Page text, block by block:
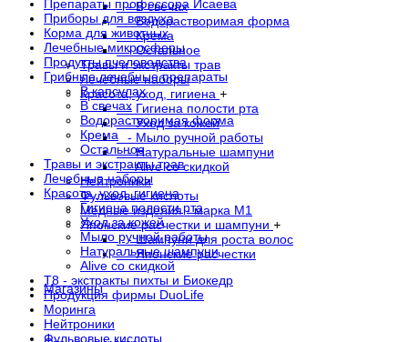
- В свечах
- Водорастворимая форма
- Крема
- Остальное
Травы и экстракты трав
Лечебные наборы
Красота, уход, гигиена +
- Гигиена полости рта
- Уход за кожей
- Мыло ручной работы
- Натуральные шампуни
- Alive со скидкой
Нейтроники
Фульвовые кислоты
Медные изделия - марка М1
Японские расчестки и шампуни +
- Шампуни для роста волос
- Японские расчестки
Магазины
Препараты профессора Исаева
Приборы для воздуха
Корма для животных
Лечебные микросферы
Продукты пчеловодства
Грибные лечебные препараты
В капсулах
В свечах
Водорастворимая форма
Крема
Остальное
Травы и экстракты трав
Лечебные наборы
Красота, уход, гигиена
Гигиена полости рта
Уход за кожей
Мыло ручной работы
Натуральные шампуни
Alive со скидкой
Т8 - экстракты пихты и Биокедр
Продукция фирмы DuoLife
Моринга
Нейтроники
Фульвовые кислоты